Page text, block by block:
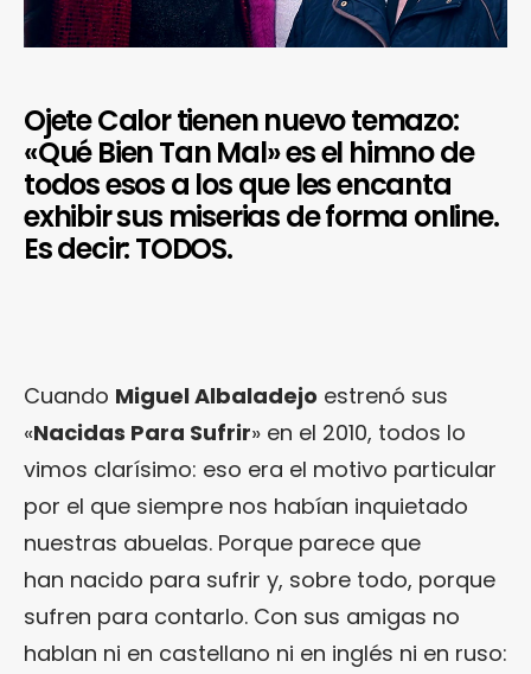
Ojete Calor tienen nuevo temazo:
«Qué Bien Tan Mal» es el himno de
todos esos a los que les encanta
exhibir sus miserias de forma online.
Es decir: TODOS.
Cuando Miguel Albaladejo estrenó sus
«Nacidas Para Sufrir» en el 2010, todos lo
vimos clarísimo: eso era el motivo particular
por el que siempre nos habían inquietado
nuestras abuelas. Porque parece que
han nacido para sufrir y, sobre todo, porque
sufren para contarlo. Con sus amigas no
hablan ni en castellano ni en inglés ni en ruso: